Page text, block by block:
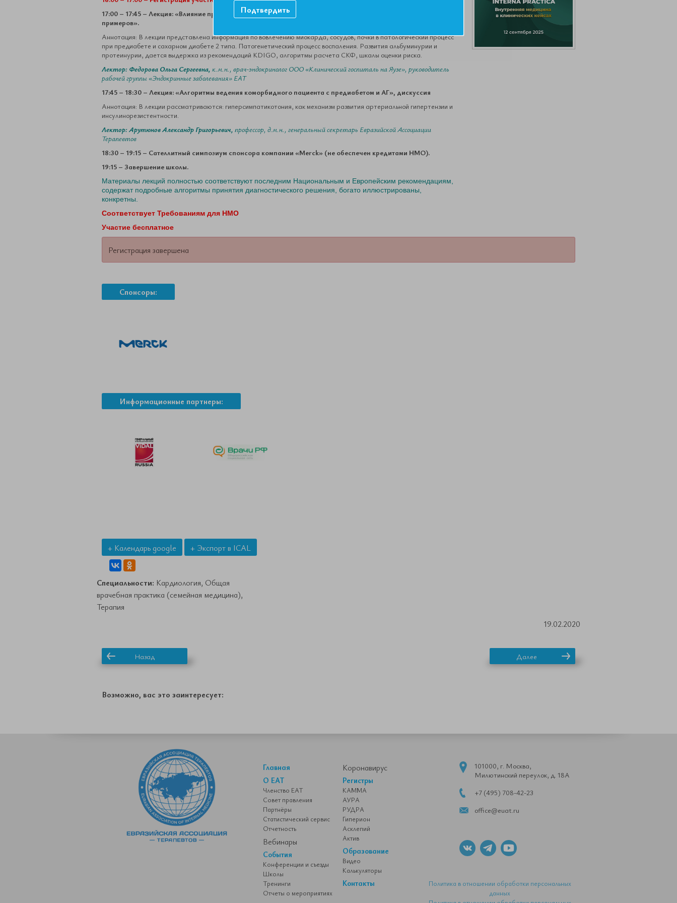
17:00 – 17:45 – Лекция: «Влияние предиабета на течение коморбидных патологий» разбор клинических
примеров».
Аннотация: В лекции представлена информация по вовлечению миокарда, сосудов, почки в патологический процесс
при предиабете и сахарном диабете 2 типа. Патогенетический процесс воспаления. Развития альбуминурии и
протеинурии, дается выдержка из рекомендаций KDIGO, алгоритмы расчета СКФ, шкалы оценки риска.
Лектор: Федорова Ольга Сергеевна, к.м.н., врач-эндокринолог ООО «Клинический госпиталь на Яузе», руководитель
рабочей группы «Эндокринные заболевания» ЕАТ
17:45 – 18:30 – Лекция: «Алгоритмы ведения коморбидного пациента с предиабетом и АГ», дискуссия
Аннотация: В лекции рассматриваются: гиперсимпатикотония, как механизм развития артериальной гипертензии и
инсулинорезистентности.
Лектор: Арутюнов Александр Григорьевич, профессор, д.м.н., генеральный секретарь Евразийской Ассоциации
Терапевтов
18:30 – 19:15 – Сателлитный симпозиум спонсора компании «Merck» (не обеспечен кредитами НМО).
19:15 – Завершение школы.
Материалы лекций полностью соответствуют последним Национальным и Европейским рекомендациям,
содержат подробные алгоритмы принятия диагностического решения, богато иллюстрированы,
конкретны.
Соответствует Требованиям для НМО
Участие бесплатное
Регистрация завершена
Спонсоры:
Информационные партнеры:
+ Календарь google + Экспорт в ICAL
Специальности: Кардиология, Общая
врачебная практика (семейная медицина),
Терапия
19.02.2020
Назад Далее
Возможно, вас это заинтересует:
Главная
О ЕАТ
Членство ЕАТ
Совет правления
Партнёры
Статистический сервис
Отчетность
Вебинары
События
Конференции и съезды
Школы
Тренинги
Отчеты о мероприятиях
Коронавирус
Регистры
КАММА
АУРА
РУДРА
Гиперион
Асклепий
Актив
Образование
Видео
Калькуляторы
Контакты
101000, г. Москва,
Милютинский переулок, д. 18А
+7 (495) 708-42-23
office@euat.ru
Политика в отношении обработки персональных
данных
Подтвердить